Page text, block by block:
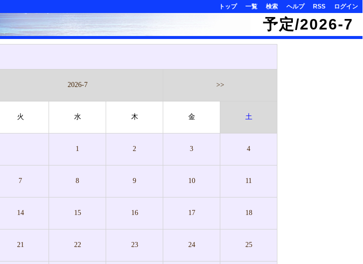
トップ 一覧 検索 ヘルプ RSS ログイン
予定/2026-7
2026-7 >>
火 水 木 金 土
1 2 3 4
7 8 9 10 11
14 15 16 17 18
21 22 23 24 25